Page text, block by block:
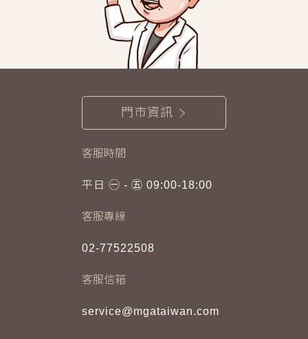
門市資訊
客服時間
平日 ㊀ - ㊄ 09:00-18:00
客服專線
02-77522508
客服信箱
service@mgataiwan.com